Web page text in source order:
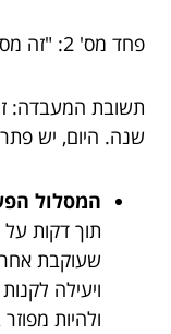
פחד מס' 2: "זה מסובך מדי, אין לי מושג בזה."
שנה. היום, יש
המסלול
ויעילה
ולהיות